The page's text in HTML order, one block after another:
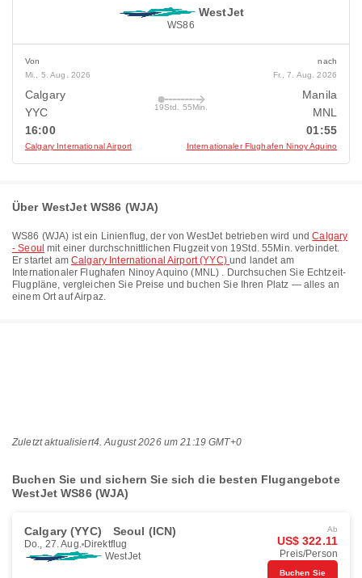
WestJet
WS86
Von
Mi., 5. Aug. 2026
Calgary
YYC
16:00
Calgary International Airport
19Std. 55Min.
nach
Fr., 7. Aug. 2026
Manila
MNL
01:55
Internationaler Flughafen Ninoy Aquino
Über WestJet WS86 (WJA)
WS86 (WJA) ist ein Linienflug, der vonWestJetbetrieben wird undCalgary
- Seoul mit einer durchschnittlichen Flugzeit von 19Std. 55Min.verbindet.
Er startet am Calgary International Airport (YYC)und landet am
Internationaler Flughafen Ninoy Aquino (MNL) . Durchsuchen Sie Echtzeit-
Flugpläne, vergleichen Sie Preise und buchen Sie Ihren Platz — alles an
einem Ort auf Airpaz.
Zuletzt aktualisiert4. August 2026 um 21:19 GMT+0
Buchen Sie und sichern Sie sich die besten Flugangebote
WestJet WS86 (WJA)
Calgary (YYC) Seoul (ICN)
Do., 27. Aug. Direktflug
WestJet
Ab
US$ 322.11
Preis/Person
Buchen Sie